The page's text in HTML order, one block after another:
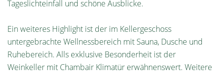
Tageslichteinfall und schöne Ausblicke.
Ein weiteres Highlight ist der im Kellergeschoss
untergebrachte Wellnessbereich mit Sauna, Dusche und
Ruhebereich. Alls exklusive Besonderheit ist der
Weinkeller mit Chambair Klimatür erwähnenswert. Weitere